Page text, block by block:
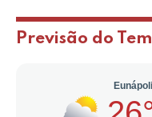
Previsão do